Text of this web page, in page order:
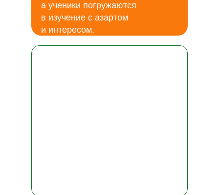
а ученики погружаются
в изучение с азартом
и интересом.